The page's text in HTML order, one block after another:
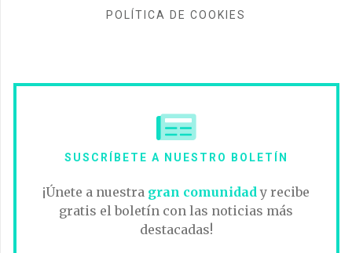
POLÍTICA DE COOKIES
SUSCRÍBETE A NUESTRO BOLETÍN
¡Únete a nuestra gran comunidady recibe
gratis el boletín con las noticias más
destacadas!